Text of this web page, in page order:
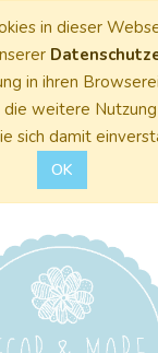
in dieser
in ihren
weitere
sich damit
OK